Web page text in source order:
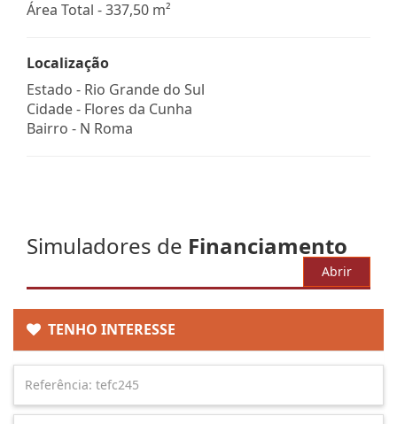
Área Total - 337,50 m²
Localização
Estado - Rio Grande do Sul
Cidade - Flores da Cunha
Bairro - N Roma
Simuladores de Financiamento
Abrir
TENHO INTERESSE